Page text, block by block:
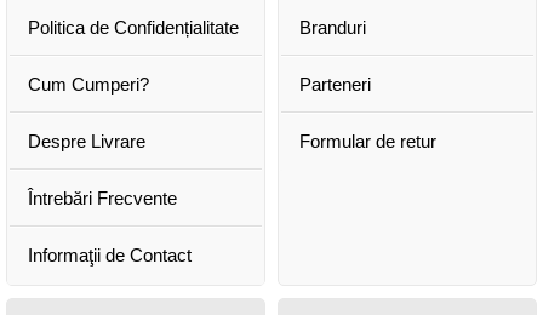
Politica de Confidențialitate
Cum Cumperi?
Despre Livrare
Întrebări Frecvente
Informaţii de Contact
Branduri
Parteneri
Formular de retur